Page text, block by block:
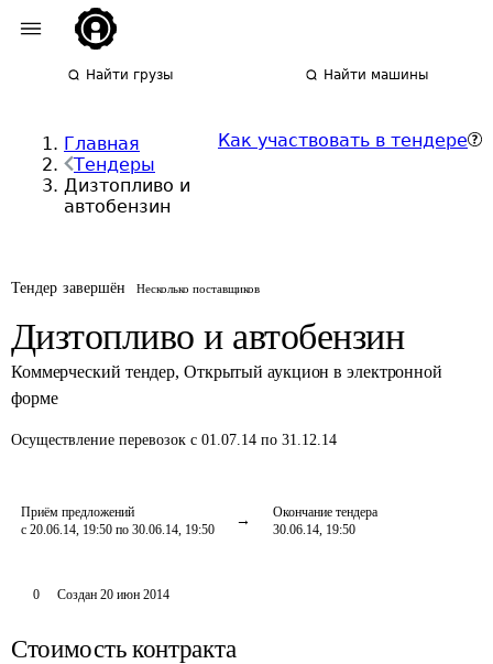
Найти грузы Найти машины
Главная
Тендеры
Дизтопливо и
автобензин
Как участвовать в тендере
Тендер завершён Несколько поставщиков
Дизтопливо и автобензин
Коммерческий тендер, Открытый аукцион в электронной
форме
Осуществление перевозок с 01.07.14 по 31.12.14
Приём предложений
с 20.06.14, 19:50 по 30.06.14, 19:50
Окончание тендера
30.06.14, 19:50
0 Создан 20 июн 2014
Стоимость контракта